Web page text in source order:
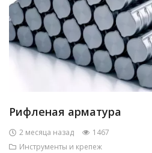
Рифленая арматура
2 месяца назад
1467
Инструменты и крепеж